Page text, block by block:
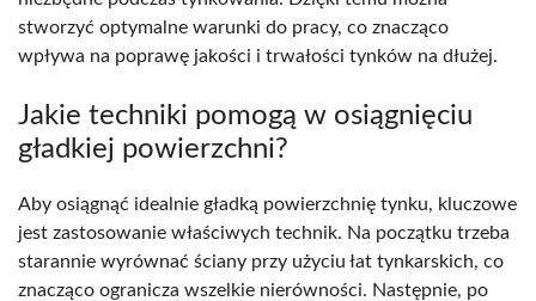
stworzyć optymalne warunki do pracy, co znacząco
wpływa na poprawę jakości i trwałości tynków na dłużej.
Jakie techniki pomogą w osiągnięciu
gładkiej powierzchni?
Aby osiągnąć idealnie gładką powierzchnię tynku, kluczowe
jest zastosowanie właściwych technik. Na początku trzeba
starannie wyrównać ściany przy użyciu łat tynkarskich, co
znacząco ogranicza wszelkie nierówności. Następnie, po